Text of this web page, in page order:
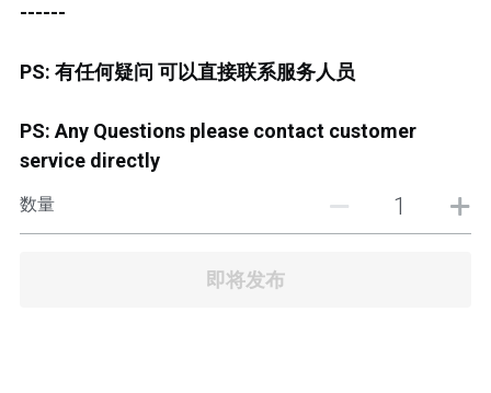
JB TOWN CIQ 1
------
PS: 有任何疑问 可以直接联系服务人员
PS: Any Questions please contact customer
service directly
数量
即将发布